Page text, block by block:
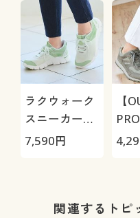
ス・洗濯機
OK・1年中は
ける)
ラクウォーク
スニーカー
(RL-9217)
7,590円
【
ア
関連するトピ